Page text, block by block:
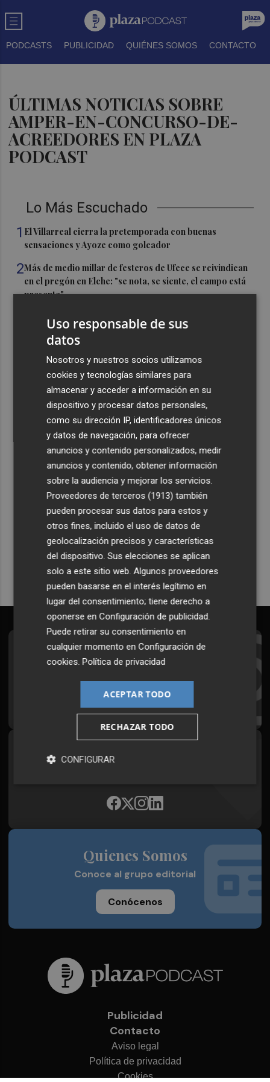
PODCASTS PUBLICIDAD QUIÉNES SOMOS CONTACTO
ÚLTIMAS NOTICIAS SOBRE
AMPER-EN-CONCURSO-DE-
ACREEDORES EN PLAZA
PODCAST
Lo Más Escuchado
1 El Villarreal cierra la pretemporada con buenas
sensaciones y Ayoze como goleador
2Más de medio millar de festeros de Ufece se reivindican
en el pregón en Elche: "se nota, se siente, el campo está
presente"
Cuenta atrás para el Rototom, un festival que hace de la
diversidad su "seña de identidad"
El centro de salud de Benetússer recibe un sello estatal
de calidad por su atención orientada a las personas
mayores
Cartagena avanza con la modernización de los
Bomberos e impulsa una Ordenanza de Incendios
Recibe toda la actualidad de
Plaza Podcast en tu correo
Quiero suscribirme
Suscríbete al Boletín
Síguenos en redes
Quienes Somos
Conoce al grupo editorial
Conócenos
Publicidad
Contacto
Aviso legal
Política de privacidad
Cookies
Uso responsable de sus
datos
Nosotros y nuestros socios utilizamos
cookies y tecnologías similares para
almacenar y acceder a información en su
dispositivo y procesar datos personales,
como su dirección IP, identificadores únicos
y datos de navegación, para ofrecer
anuncios y contenido personalizados, medir
anuncios y contenido, obtener información
sobre la audiencia y mejorar los servicios.
Proveedores de terceros (1913) también
pueden procesar sus datos para estos y
otros fines, incluido el uso de datos de
geolocalización precisos y características
del dispositivo. Sus elecciones se aplican
solo a este sitio web. Algunos proveedores
pueden basarse en el interés legítimo en
lugar del consentimiento; tiene derecho a
oponerse enConfiguración de publicidad
Puede retirar su consentimiento en
cualquier momento enConfiguración de
cookies .Política de privacidad
ACEPTAR TODO
RECHAZAR TODO
CONFIGURAR